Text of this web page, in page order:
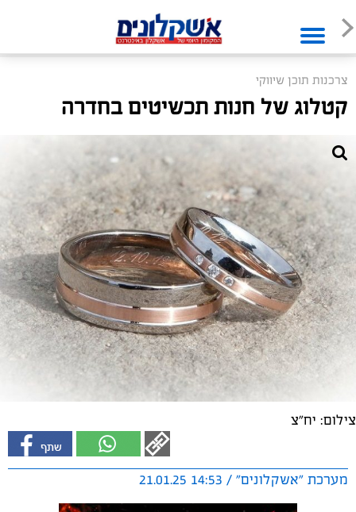
צרכנות תוכן שיווקי
קטלוג של חנות תכשיטים בחדרה
צילום: יח"צ
מערכת "אשקלונים" / 14:53 21.01.25